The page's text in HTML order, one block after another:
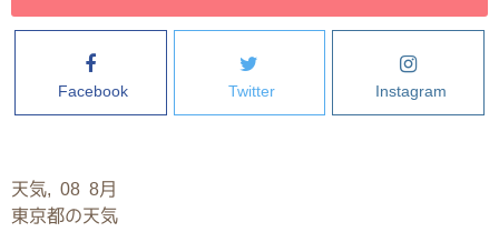
Facebook Twitter Instagram
天気, 08 8月
東京都の天気